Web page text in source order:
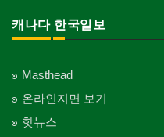
의사-가정의
의사-기타
의사-정신과
자수
개인지도-기타
직업소개 에이전트
Cleaning
카펫 청소
Roofing
Curtain/Carpet
Sauna
Skin Care
화장품
Cosmetics
한인회
Korean Cultural Association
Newspaper/TV/Radio
한국기업 현지법인/지사
Korean Enterprises In Canada
캐나다 한국일보
Masthead
온라인지면 보기
핫뉴스